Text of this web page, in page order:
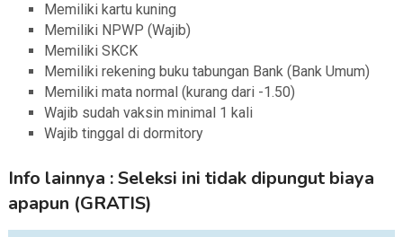
Memiliki kartu kuning
Memiliki NPWP (Wajib)
Memiliki SKCK
Memiliki rekening buku tabungan Bank (Bank Umum)
Memiliki mata normal (kurang dari -1.50)
Wajib sudah vaksin minimal 1 kali
Wajib tinggal di dormitory
Info lainnya : Seleksi ini tidak dipungut biaya
apapun (GRATIS)